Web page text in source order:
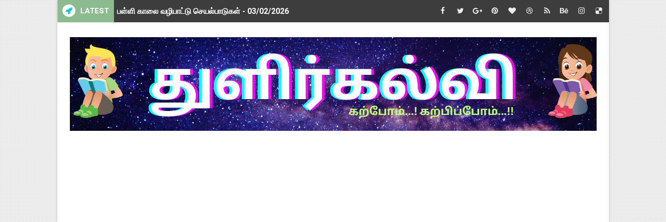
LATEST பள்ளி காலை வழிபாட்டு செயல்பாடுகள் - 03/02/2026
TAPS - உறுதியளிக்கப்பட்ட ஓய்வூதியம் குறித்து 2 வாரத்தில் அரசாணை: ஐகோர்ட் கிளையில் அரசு தகவல்
ஆசிரியர் தகுதித் தேர்வு விவகாரம் மத்திய அமைச்சரிடம் முறையீடு
பள்ளி காலை வழிபாட்டு செயல்பாடுகள் - 09/01/2026
TNSED Schools Mobile App New Updated Version! Update Now!